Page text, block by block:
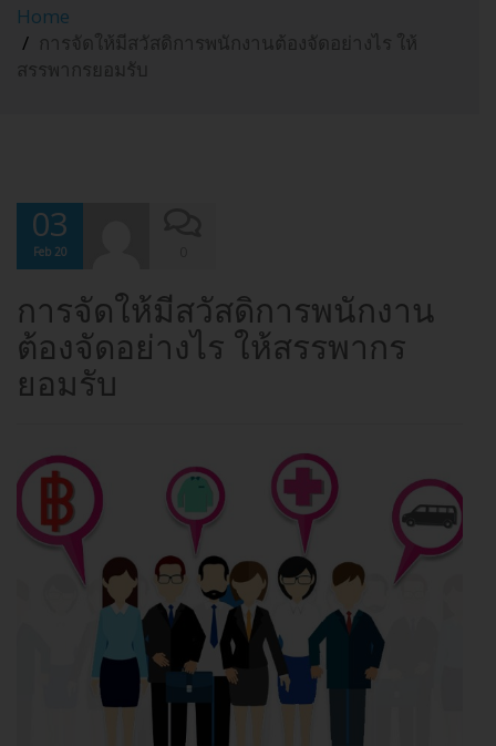
Home
การจัดให้มีสวัสดิการพนักงานต้องจัดอย่างไร ให้
สรรพากรยอมรับ
03
Feb 20
การจัดให้มีสวัสดิการพนักงาน
ต้องจัดอย่างไร ให้สรรพากร
ยอมรับ